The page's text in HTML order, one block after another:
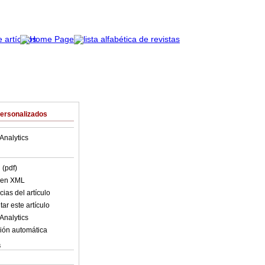
(pdf)
XML
del artículo
este artículo
automática